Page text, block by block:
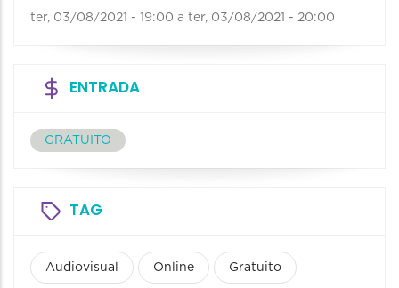
ter, 03/08/2021 - 19:00 a ter, 03/08/2021 - 20:00
ENTRADA
GRATUITO
TAG
Audiovisual Online Gratuito